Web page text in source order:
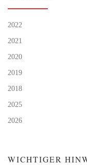
2022
2021
2020
2019
2018
2025
2026
WICHTIGER